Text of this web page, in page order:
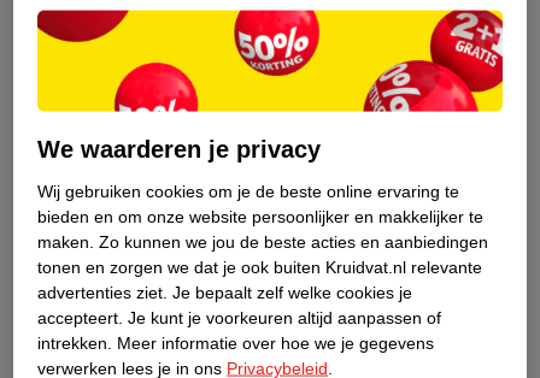
Over Kruidvat
We waarderen je privacy
Wij gebruiken cookies om je de beste online ervaring te
bieden en om onze website persoonlijker en makkelijker te
maken. Zo kunnen we jou de beste acties en aanbiedingen
tonen en zorgen we dat je ook buiten Kruidvat.nl relevante
advertenties ziet. Je bepaalt zelf welke cookies je
accepteert. Je kunt je voorkeuren altijd aanpassen of
intrekken.
Meer informatie over hoe we je gegevens
verwerken lees je in ons Privacybeleid